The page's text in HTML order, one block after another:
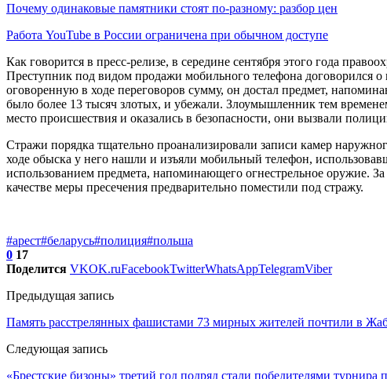
Почему одинаковые памятники стоят по-разному: разбор цен
Работа YouTube в России ограничена при обычном доступе
Как говорится в пресс-релизе, в середине сентября этого года
Преступник под видом продажи мобильного телефона договорился
оговоренную в ходе переговоров сумму, он достал предмет,
было более 13 тысяч злотых, и убежали. Злоумышленник тем
место происшествия и оказались в безопасности, они вызвали
Стражи порядка тщательно проанализировали записи камер
ходе обыска у него нашли и изъяли мобильный телефон,
использованием предмета, напоминающего огнестрельное оружие.
качестве меры пресечения предварительно поместили под стражу.
#арест#беларусь#полиция#польша
0 17
Поделится VKOK.ruFacebookTwitterWhatsAppTelegramViber
Предыдущая запись
Память расстрелянных фашистами 73 мирных жителей почтили в
Следующая запись
«Брестские бизоны» третий год подряд стали победителями турнира